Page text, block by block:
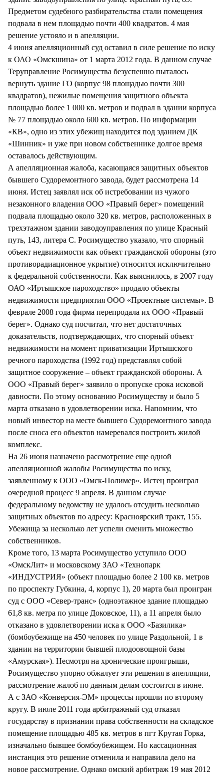
Предметом судебного разбирательства стали помещения
подвала в нем площадью почти 400 квадратов. 4 мая
решение устояло и в апелляции.
4 июня апелляционный суд оставил в силе решение по иску
к ОАО «Омскшина» от 1 марта 2012 года. В данном случае
Теруправление Росимущества безуспешно пыталось
вернуть здание ГО (корпус 98 площадью почти 300
квадратов), нежилые помещения защитного объекта
площадью более 1 000 кв. метров и подвал в здании корпуса
№ 77 площадью около 600 кв. метров. По информации
«КВ», одно из этих убежищ находится под зданием ДК
«Шинник» и уже при новом собственнике долгое время
оставалось действующим.
А апелляционная жалоба, касающаяся защитных объектов
бывшего Судоремонтного завода, будет рассмотрена 14
июня. Истец заявлял иск об истребовании из чужого
незаконного владения ООО «Правый берег» помещений
подвала площадью около 320 кв. метров, расположенных в
трехэтажном здании заводоуправления по улице Красный
путь, 143, литера С. Росимущество указало, что спорный
объект недвижимости как объект гражданской обороны (это
противорадиационное укрытие) относится исключительно
к федеральной собственности. Как выяснилось, в 2007 году
ОАО «Иртышское пароходство» продало объекты
недвижимости предприятия ООО «Проектные системы». В
феврале 2008 года фирма перепродала их ООО «Правый
берег». Однако суд посчитал, что нет достаточных
доказательств, подтверждающих, что спорный объект
недвижимости на момент приватизации Иртышского
речного пароходства (1992 год) представлял собой
защитное сооружение – объект гражданской обороны. А
ООО «Правый берег» заявило о пропуске срока исковой
давности. По этому основанию Росимуществу и было 5
марта отказано в удовлетворении иска. Напомним, что
новый инвестор на месте бывшего Судоремонтного завода
после сноса его объектов намеревался построить жилой
комплекс.
На 26 июня назначено рассмотрение еще одной
апелляционной жалобы Росимущества по иску,
заявленному к ООО «Омск-Полимер». Истец проиграл
очередной процесс 9 апреля. В данном случае
федеральному ведомству не удалось отсудить несколько
защитных объектов по адресу: Красноярский тракт, 155.
Убежища за несколько лет успели сменить множество
собственников.
Кроме того, 13 марта Росимущество уступило ООО
«ОмскЛит» и московскому ЗАО «Технопарк
«ИНДУСТРИЯ» (объект площадью более 2 100 кв. метров
по проспекту Губкина, 4, корпус 1), 20 марта был проигран
суд с ООО «Север-транс» (одноэтажное здание площадью
61,8 кв. метра по улице Доковское, 11), а 11 апреля было
отказано в удовлетворении иска к ООО «Базилика»
(бомбоубежище на 450 человек по улице Раздольной, 1 в
здании на территории бывшей плодоовощной базы
«Амурская»). Несмотря на хронические проигрыши,
Росимущество упорно обжалует эти решения в апелляции,
рассмотрение жалоб по данным делам состоится в июне.
А с ЗАО «Конверсия-ЭМ» процессы прошли по второму
кругу. В июле 2011 года арбитражный суд отказал
государству в признании права собственности на складское
помещение площадью 485 кв. метров в пгт Крутая Горка,
изначально бывшее бомбоубежищем. Но кассационная
инстанция это решение отменила и направила дело на
новое рассмотрение. Однако омский арбитраж 19 мая 2012